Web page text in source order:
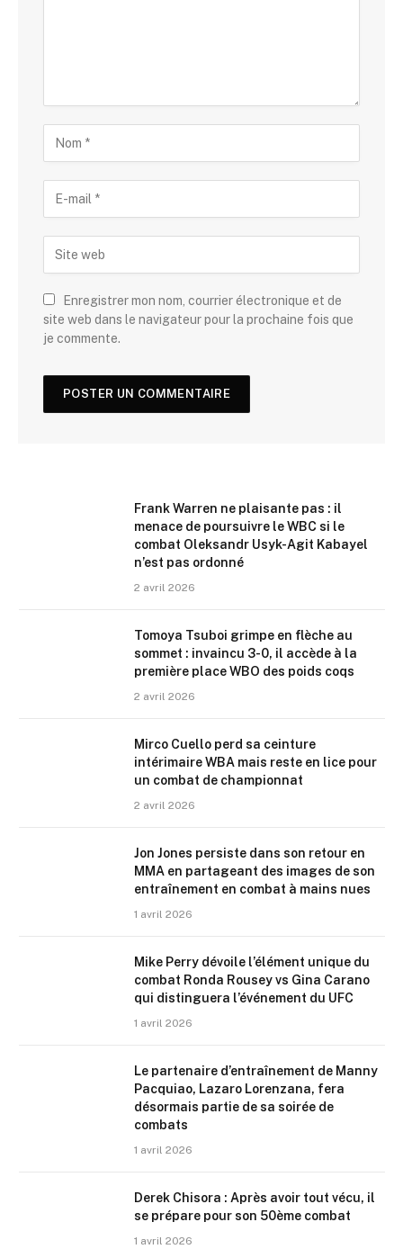
Enregistrer mon nom, courrier électronique et de
site web dans le navigateur pour la prochaine fois que
je commente.
Frank Warren ne plaisante pas : il
menace de poursuivre le WBC si le
combat Oleksandr Usyk-Agit Kabayel
n’est pas ordonné
2 avril 2026
Tomoya Tsuboi grimpe en flèche au
sommet : invaincu 3-0, il accède à la
première place WBO des poids coqs
2 avril 2026
Mirco Cuello perd sa ceinture
intérimaire WBA mais reste en lice pour
un combat de championnat
2 avril 2026
Jon Jones persiste dans son retour en
MMA en partageant des images de son
entraînement en combat à mains nues
1 avril 2026
Mike Perry dévoile l’élément unique du
combat Ronda Rousey vs Gina Carano
qui distinguera l’événement du UFC
1 avril 2026
Le partenaire d’entraînement de Manny
Pacquiao, Lazaro Lorenzana, fera
désormais partie de sa soirée de
combats
1 avril 2026
Derek Chisora : Après avoir tout vécu, il
se prépare pour son 50ème combat
1 avril 2026